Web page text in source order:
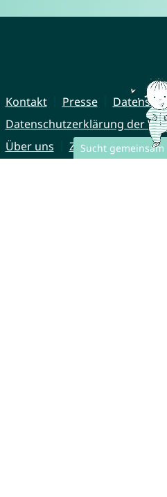
Sucht gemeinsam
Kontakt Presse
Datenschutzerklärung der
Über uns
Zusammenarbeit